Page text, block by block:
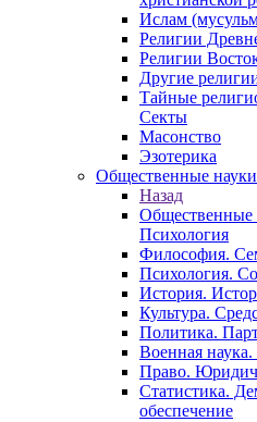
Ислам
Религии
Религии
Другие
Тайные
Секты
Масонство
Эзотерика
Общественные
Назад
Общественные
Психология
Философия.
Психология.
История.
Культура.
Политика.
Военная
Право.
Статистика.
обеспечение